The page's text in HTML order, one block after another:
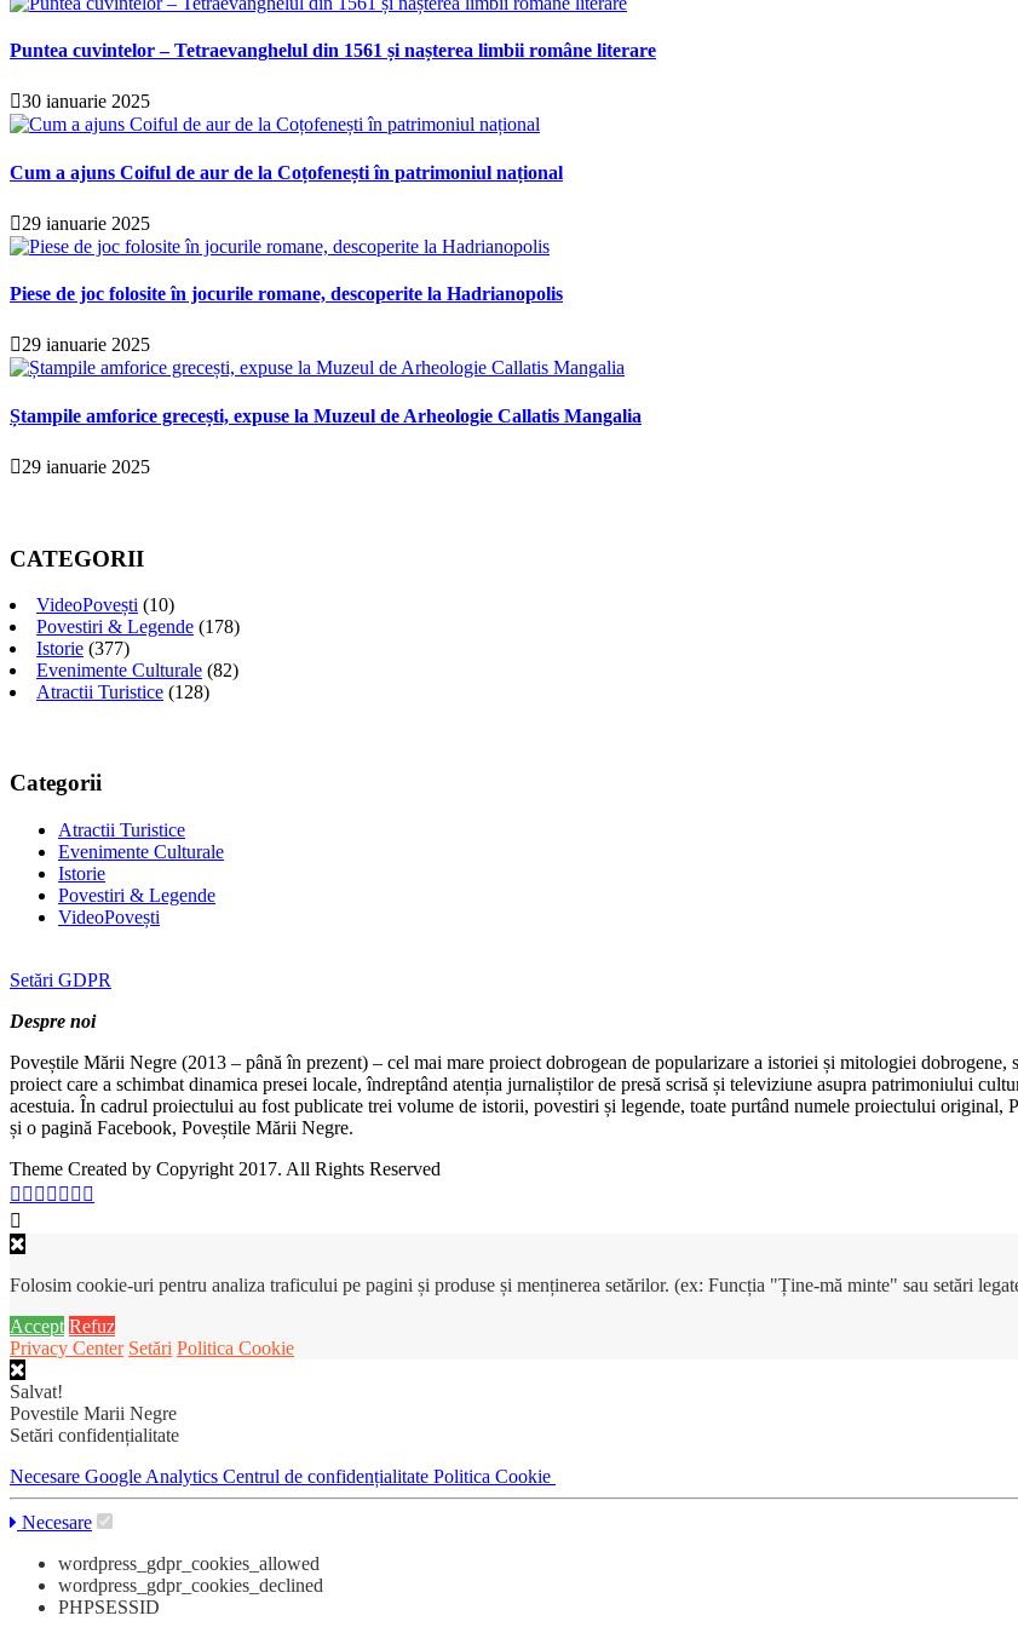
Puntea cuvintelor – Tetraevanghelul din 1561 și nașterea limbii române literare
30 ianuarie 2025
Cum a ajuns Coiful de aur de la Coțofenești în patrimoniul național
29 ianuarie 2025
Piese de joc folosite în jocurile romane, descoperite la Hadrianopolis
29 ianuarie 2025
Ștampile amforice grecești, expuse la Muzeul de Arheologie Callatis Mangalia
29 ianuarie 2025
CATEGORII
VideoPovești (10)
Povestiri & Legende (178)
Istorie (377)
Evenimente Culturale (82)
Atractii Turistice (128)
Categorii
Atractii Turistice
Evenimente Culturale
Istorie
Povestiri & Legende
VideoPovești
Setări GDPR
Despre noi
Poveștile Mării Negre (2013 – până în prezent) – cel mai mare proiect dobrogean de popularizare a istoriei și mitologiei
proiect care a schimbat dinamica presei locale, îndreptând atenția jurnaliștilor de presă scrisă și televiziune asupra patrimoniului
acestuia. În cadrul proiectului au fost publicate trei volume de istorii, povestiri și legende, toate purtând numele proiectului
și o pagină Facebook, Poveștile Mării Negre.
Theme Created by Copyright 2017. All Rights Reserved
Folosim cookie-uri pentru analiza traficului pe pagini și produse și menținerea setărilor. (ex: Funcția "Ține-mă minte" sau setări
Accept Refuz
Privacy Center Setări Politica Cookie
Salvat!
Povestile Marii Negre
Setări confidențialitate
Necesare Google Analytics Centrul de confidențialitate Politica Cookie
Necesare
wordpress_gdpr_cookies_allowed
wordpress_gdpr_cookies_declined
PHPSESSID